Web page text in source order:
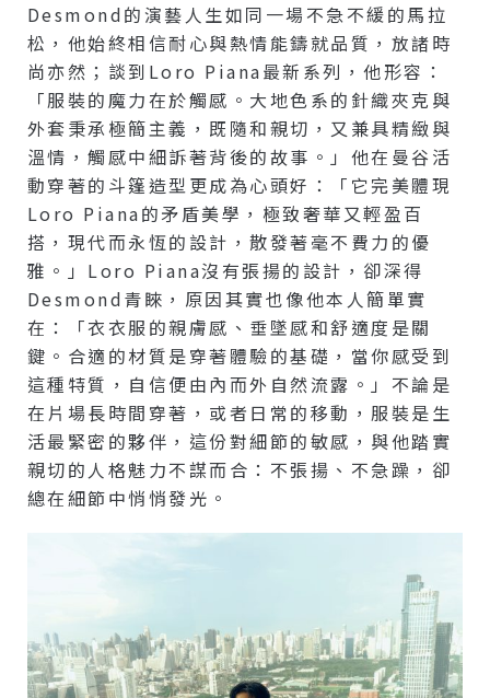
Desmond的演藝人生如同一場不急不緩的馬拉
松，他始終相信耐心與熱情能鑄就品質，放諸時
尚亦然；談到Loro Piana最新系列，他形容：
「服裝的魔力在於觸感。大地色系的針織夾克與
外套秉承極簡主義，既隨和親切，又兼具精緻與
溫情，觸感中細訴著背後的故事。」他在曼谷活
動穿著的斗篷造型更成為心頭好：「它完美體現
Loro Piana的矛盾美學，極致奢華又輕盈百
搭，現代而永恆的設計，散發著毫不費力的優
雅。」Loro Piana沒有張揚的設計，卻深得
Desmond青睞，原因其實也像他本人簡單實
在：「衣衣服的親膚感、垂墜感和舒適度是關
鍵。合適的材質是穿著體驗的基礎，當你感受到
這種特質，自信便由內而外自然流露。」不論是
在片場長時間穿著，或者日常的移動，服裝是生
活最緊密的夥伴，這份對細節的敏感，與他踏實
親切的人格魅力不謀而合：不張揚、不急躁，卻
總在細節中悄悄發光。